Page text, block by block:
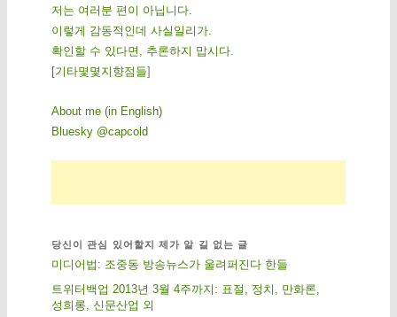
저는 여러분 편이 아닙니다.
이렇게 감동적인데 사실일리가.
확인할 수 있다면, 추론하지 맙시다.
[기 타몇 몇 지 향점 들]
About me (in English)
Bluesky @capcold
당신이 관심 있어할지 제가 알 길 없는 글
미디어법: 조중동 방송뉴스가 울려퍼진다 한들
트위터백업 2013년 3월 4주까지: 표절, 정치, 만화론,
성희롱, 신문산업 외